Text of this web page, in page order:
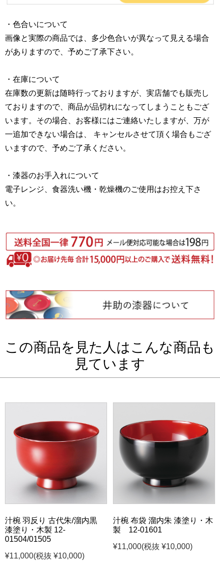
・色合いについて
画像と実際の商品では、多少色合いが異なって見える場合
がありますので、予めご了承下さい。
・在庫について
在庫数の更新は随時行っておりますが、実店舗でも販売し
ておりますので、商品が品切れになってしまうこともござ
います。その場合、お客様にはご連絡いたしますが、万が
一追加できない場合は、 キャンセルさせて頂く場合もござ
いますので、予めご了承ください。
・漆器のお手入れについて
電子レンジ、食器洗い機・乾燥機のご使用はお控え下さ
い。
この商品を見た人はこんな商品も
見ています
汁椀 羽反り 古代朱/溜内黒
漆塗り・木製 12-
01504/01505
¥11,000(税抜 ¥10,000)
汁椀 布袋 溜内朱 漆塗り・木
製 12-01601
¥11,000(税抜 ¥10,000)